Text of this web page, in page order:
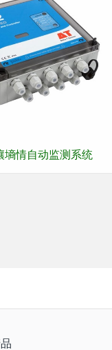
墒情自动监测系统